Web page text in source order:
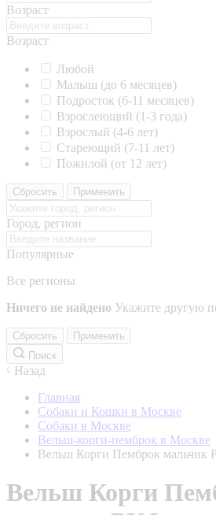
Возраст
Возраст
Любой
Малыш (до 6 месяцев)
Подросток (6-11 месяцев)
Взрослеющий (1-3 года)
Взрослый (4-6 лет)
Стареющий (7-11 лет)
Пожилой (от 12 лет)
Сбросить Применить
Город, регион
Популярные
Все регионы
Ничего не найдено Укажите другую
Сбросить
Применить
Поиск
Назад
Главная
Собаки и Кошки в Москве
Собаки в Москве
Вельш-корги-пемброк в Москве
Вельш Корги Пемброк мальчик
Вельш Корги